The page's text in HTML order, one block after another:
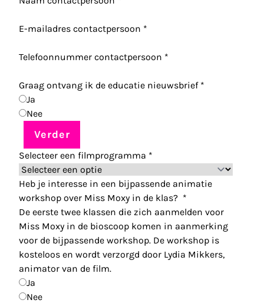
E-mailadres contactpersoon *
Telefoonnummer contactpersoon *
Graag ontvang ik de educatie nieuwsbrief *
Ja
Nee
Verder
Selecteer een filmprogramma *
Heb je interesse in een bijpassende animatie
workshop over Miss Moxy in de klas? *
De eerste twee klassen die zich aanmelden voor
Miss Moxy in de bioscoop komen in aanmerking
voor de bijpassende workshop. De workshop is
kosteloos en wordt verzorgd door Lydia Mikkers,
animator van de film.
Ja
Nee